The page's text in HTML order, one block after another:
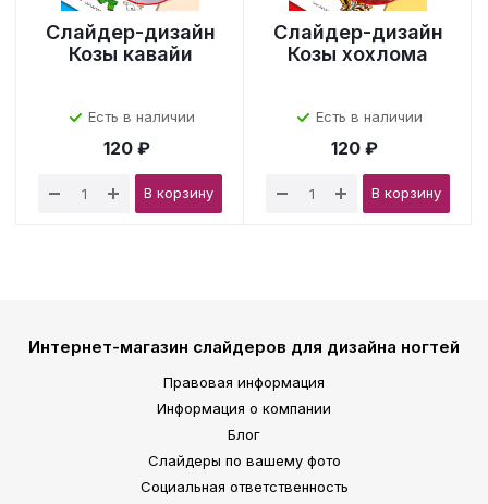
Слайдер-дизайн
Козы кавайи
Есть в наличии
120 ₽
В корзину
Слайдер-дизайн
Козы хохлома
Есть в наличии
120 ₽
В корзину
Интернет-магазин слайдеров для дизайна ногтей
Правовая информация
Информация о компании
Блог
Слайдеры по вашему фото
Социальная ответственность